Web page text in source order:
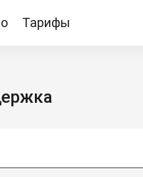
Тарифы